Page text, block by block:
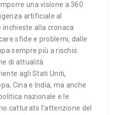
una visione a 360
artificiale al
alla cronaca
sfide e problemi, dalle
sempre più a rischio.
di attualità
agli Stati Uniti,
Cina e India, ma anche
nazionale e le
catturato l’attenzione del